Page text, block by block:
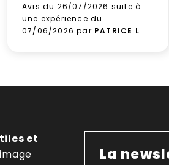
Avis du 26/07/2026 suite à
une expérience du
07/06/2026 par PATRICE L.
et
La